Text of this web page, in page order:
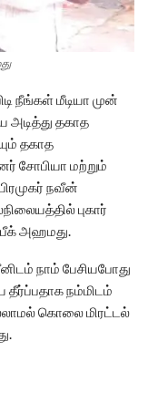
நீங்கள் மீடியா முன்
தகாத
தகாத
சோபியா மற்றும்
நவீன்
புகார்
அஹமது.
நாம் பேசியபோது
நம்மிடம்
கொலை மிரட்டல்